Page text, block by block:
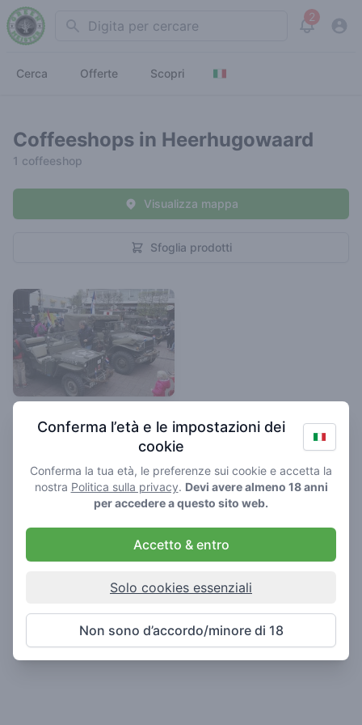
Search 2
View
Cerca Offerte Scopri
Coffeeshops in Heerhugowaard
1 coffeeshop
Sfoglia prodotti
Visualizza mappa
Stepping Inn
Coffeeshop in
Heerhugowaard
Conferma l’età e le impostazioni dei
cookie
Conferma la tua età, le preferenze sui cookie e accetta la
nostra Politica sulla privacy. Devi avere almeno 18 anni
per accedere a questo sito web.
Accetto & entro
Solo cookies essenziali
Non sono d’accordo/minore di 18